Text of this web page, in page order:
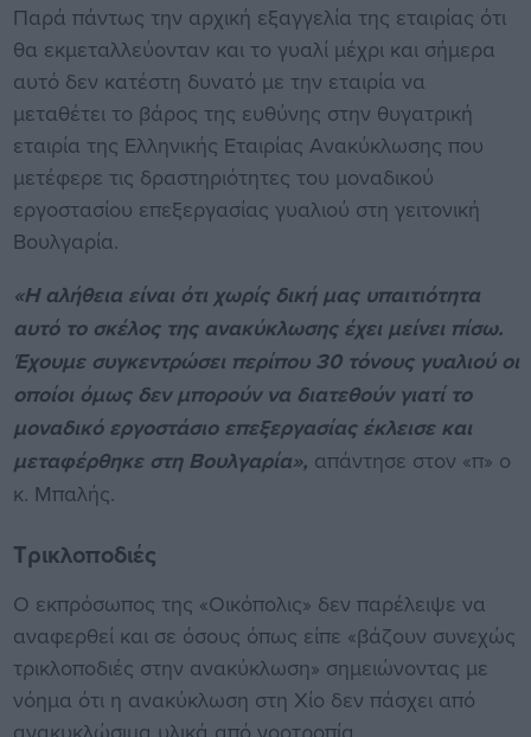
Παρά πάντως την αρχική εξαγγελία της εταιρίας ότι
θα εκμεταλλεύονταν και το γυαλί μέχρι και σήμερα
αυτό δεν κατέστη δυνατό με την εταιρία να
μεταθέτει το βάρος της ευθύνης στην θυγατρική
εταιρία της Ελληνικής Εταιρίας Ανακύκλωσης που
μετέφερε τις δραστηριότητες του μοναδικού
εργοστασίου επεξεργασίας γυαλιού στη γειτονική
Βουλγαρία.
«Η αλήθεια είναι ότι χωρίς δική μας υπαιτιότητα
αυτό το σκέλος της ανακύκλωσης έχει μείνει πίσω.
Έχουμε συγκεντρώσει περίπου 30 τόνους γυαλιού οι
οποίοι όμως δεν μπορούν να διατεθούν γιατί το
μοναδικό εργοστάσιο επεξεργασίας έκλεισε και
μεταφέρθηκε στη Βουλγαρία», απάντησε στον «π» ο
κ. Μπαλής.
Τρικλοποδιές
Ο εκπρόσωπος της «Οικόπολις» δεν παρέλειψε να
αναφερθεί και σε όσους όπως είπε «βάζουν συνεχώς
τρικλοποδιές στην ανακύκλωση» σημειώνοντας με
νόημα ότι η ανακύκλωση στη Χίο δεν πάσχει από